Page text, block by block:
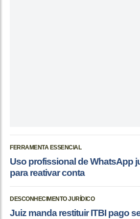
FERRAMENTA ESSENCIAL
Uso profissional de WhatsApp
para reativar conta
DESCONHECIMENTO JURÍDICO
Juiz manda restituir ITBI pago